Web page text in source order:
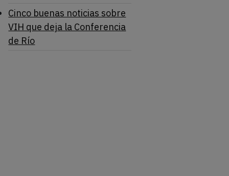
Cinco buenas noticias sobre
VIH que deja la Conferencia
de Río